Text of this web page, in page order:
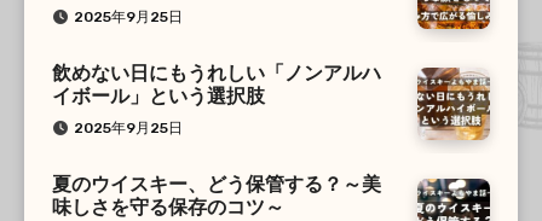
2025年9月25日
飲めない日にもうれしい「ノンアルハ
イボール」という選択肢
2025年9月25日
夏のウイスキー、どう保管する？～美
味しさを守る保存のコツ～